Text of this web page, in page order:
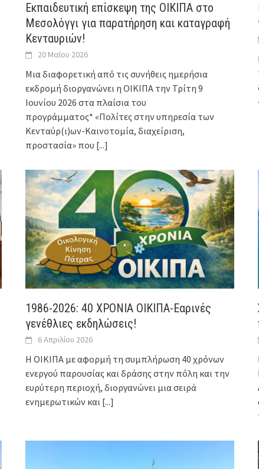
Εκπαιδευτική επίσκεψη της ΟΙΚΙΠΑ στο
Μεσολόγγι για παρατήρηση και καταγραφή
Κενταυριών!
20 Μαΐου 2026
Μια διαφορετική από τις συνήθεις ημερήσια
εκδρομή διοργανώνει η ΟΙΚΙΠΑ την Τρίτη 9
Ιουνίου 2026 στα πλαίσια του
προγράμματος* «Πολίτες στην υπηρεσία των
Κενταύρ(ι)ων-Καινοτομία, διαχείριση,
προστασία» που [...]
1986-2026: 40 ΧΡΟΝΙΑ ΟΙΚΙΠΑ-Εαρινές
γενέθλιες εκδηλώσεις!
6 Απριλίου 2026
Η ΟΙΚΙΠΑ με αφορμή τη συμπλήρωση 40 χρόνων
ενεργού παρουσίας και δράσης στην πόλη και την
ευρύτερη περιοχή, διοργανώνει μια σειρά
ενημερωτικών και [...]